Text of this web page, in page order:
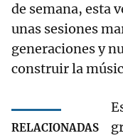
de semana, esta
unas sesiones
generaciones y
construir la
RELACIONADAS